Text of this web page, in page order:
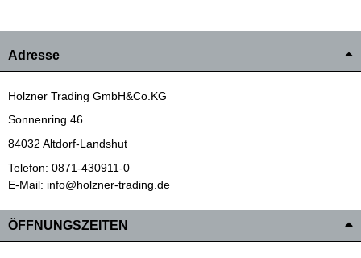
Adresse
Holzner Trading GmbH&Co.KG
Sonnenring 46
84032 Altdorf-Landshut
Telefon: 0871-430911-0
E-Mail: info@holzner-trading.de
ÖFFNUNGSZEITEN